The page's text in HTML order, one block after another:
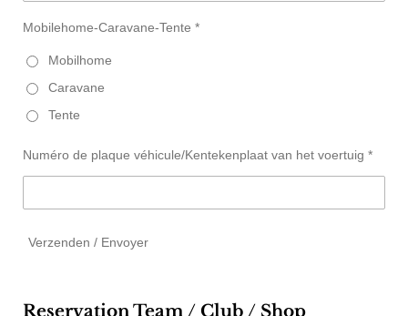
Mobilehome-Caravane-Tente *
Mobilhome
Caravane
Tente
Numéro de plaque véhicule/Kentekenplaat van het voertuig *
Verzenden / Envoyer
Reservation Team / Club / Shop